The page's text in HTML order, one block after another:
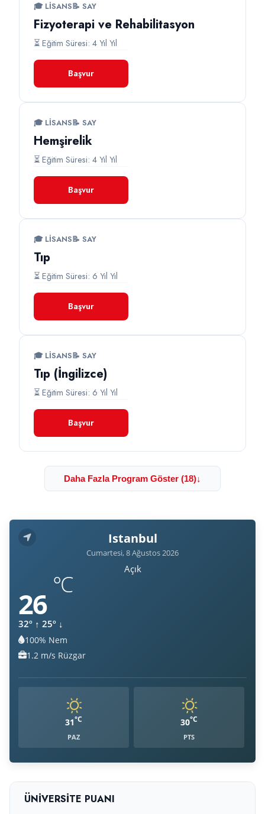
🎓 LISANS📝 SAY
Fizyoterapi ve Rehabilitasyon
⏳ Eğitim Süresi: 4 Yıl Yıl
Başvur
🎓 LISANS📝 SAY
Hemşirelik
⏳ Eğitim Süresi: 4 Yıl Yıl
Başvur
🎓 LISANS📝 SAY
Tıp
⏳ Eğitim Süresi: 6 Yıl Yıl
Başvur
🎓 LISANS📝 SAY
Tıp (İngilizce)
⏳ Eğitim Süresi: 6 Yıl Yıl
Başvur
Daha Fazla Program Göster (18)↓
Istanbul
Cumartesi, 8 Ağustos 2026
Açık
26
°C
32º ↑ 25º ↓
Nem:
100% Nem
Rüzgar:
1.2 m/s Rüzgar
31°C
PAZ
30°C
PTS
ÜNIVERSITE PUANI